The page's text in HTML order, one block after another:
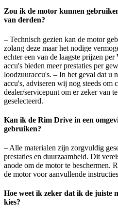
Zou ik de motor kunnen
van derden?
– Technisch gezien kan de motor
zolang deze maar het nodige
echter een van de laagste prijzen
accu's bieden meer prestaties per
loodzuuraccu's. – In het geval dat u
accu's, adviseren wij nog steeds om
dealer/servicepunt om er zeker van
geselecteerd.
Kan ik de Rim Drive in een
gebruiken?
– Alle materialen zijn zorgvuldig
prestaties en duurzaamheid. Dit
anode om de motor te beschermen.
de motor voor aanvullende
Hoe weet ik zeker dat ik de juiste
kies?